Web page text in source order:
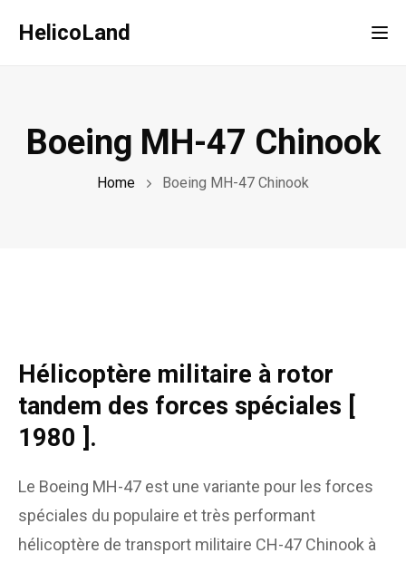
HelicoLand
Boeing MH-47 Chinook
Home Boeing MH-47 Chinook
Hélicoptère militaire à rotor
tandem des forces spéciales [
1980 ].
Le Boeing MH-47 est une variante pour les forces
spéciales du populaire et très performant
hélicoptère de transport militaire CH-47 Chinook à